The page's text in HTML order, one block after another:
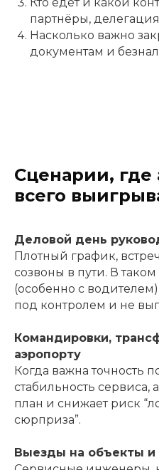
партнёры,
Насколько важно
документам и
Сценарии,
всего
Деловой день
Плотный график,
созвоны в пути. В
(особенно с
под контролем и не
Командировки,
аэропорту
Когда важна точность
стабильность сервиса,
план и снижает риск
сюрприза”.
Выезды на объекты и